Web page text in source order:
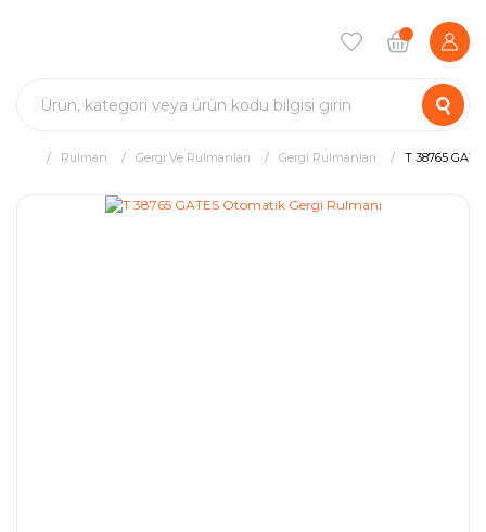
Rulman Gergi Ve Rulmanları Gergi Rulmanları T 38765